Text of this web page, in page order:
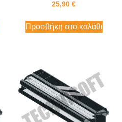
25,90 €
Προσθήκη στο καλάθι